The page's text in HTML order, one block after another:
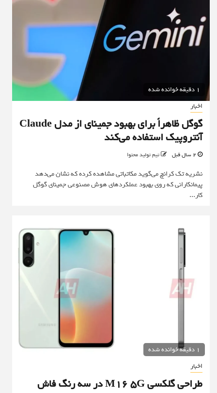
1 دقیقه خوانده شده
اخبار
گوگل ظاهراً برای بهبود جمینای از مدل Claude
آنتروپیک استفاده می‌کند
تیم تولید محتوا
نشریه تک کرانچ می‌گوید مکاتباتی مشاهده کرده که نشان می‌دهد
پیمانکارانی که روی بهبود عملکردهای هوش مصنوعی جمینای گوگل
کار...
1 دقیقه خوانده شده
اخبار
طراحی گلکسی M16 5G در سه رنگ فاش